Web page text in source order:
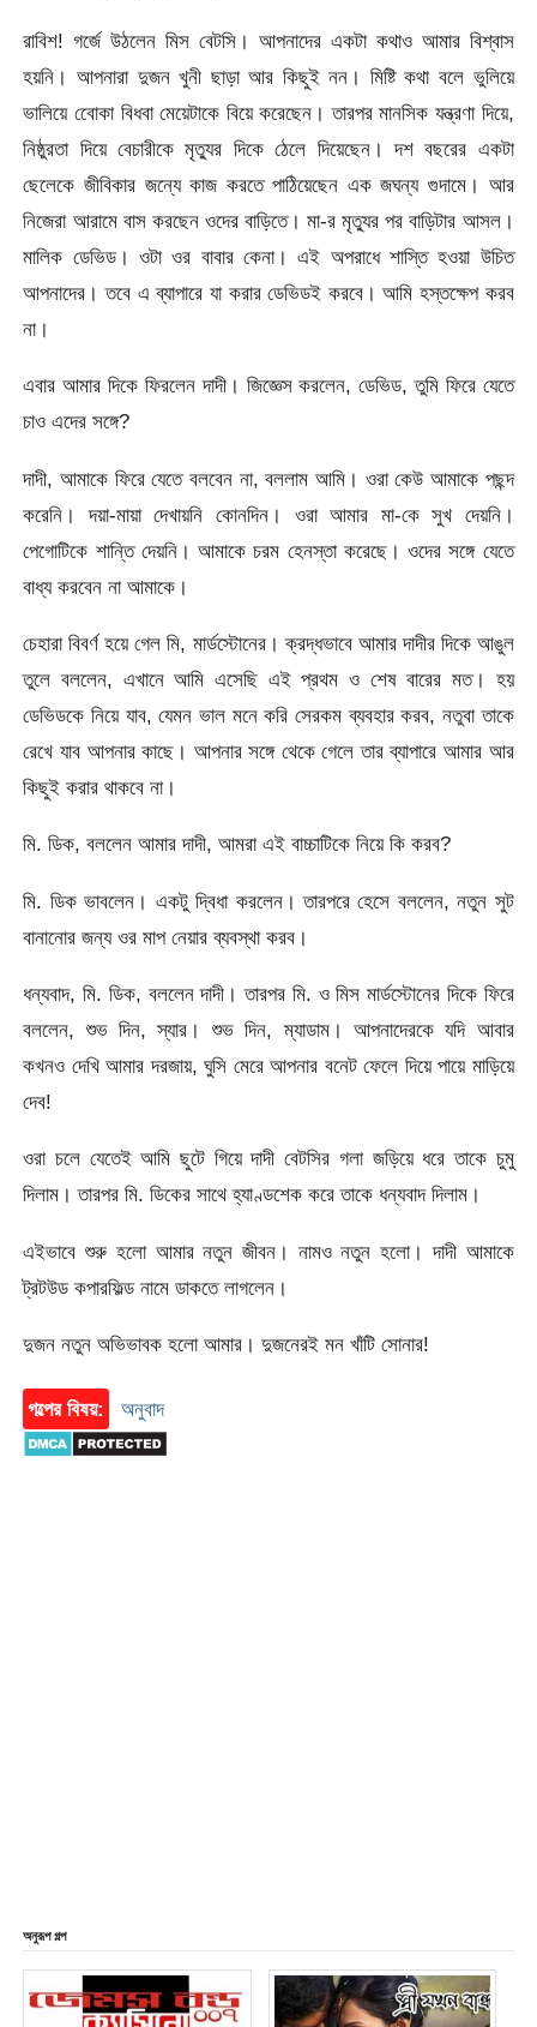
রাবিশ! গর্জে উঠলেন মিস বেটসি। আপনাদের একটা কথাও আমার বিশ্বাস
হয়নি। আপনারা দুজন খুনী ছাড়া আর কিছুই নন। মিষ্টি কথা বলে ভুলিয়ে
ভালিয়ে বোেকা বিধবা মেয়েটাকে বিয়ে করেছেন। তারপর মানসিক যন্ত্রণা দিয়ে,
নিষ্ঠুরতা দিয়ে বেচারীকে মৃত্যুর দিকে ঠেলে দিয়েছেন। দশ বছরের একটা
ছেলেকে জীবিকার জন্যে কাজ করতে পাঠিয়েছেন এক জঘন্য গুদামে। আর
নিজেরা আরামে বাস করছেন ওদের বাড়িতে। মা-র মৃত্যুর পর বাড়িটার আসল।
মালিক ডেভিড। ওটা ওর বাবার কেনা। এই অপরাধে শাস্তি হওয়া উচিত
আপনাদের। তবে এ ব্যাপারে যা করার ডেভিডই করবে। আমি হস্তক্ষেপ করব
না।
এবার আমার দিকে ফিরলেন দাদী। জিজ্ঞেস করলেন, ডেভিড, তুমি ফিরে যেতে
চাও এদের সঙ্গে?
দাদী, আমাকে ফিরে যেতে বলবেন না, বললাম আমি। ওরা কেউ আমাকে পছন্দ
করেনি। দয়া-মায়া দেখায়নি কোনদিন। ওরা আমার মা-কে সুখ দেয়নি।
পেগোটিকে শান্তি দেয়নি। আমাকে চরম হেনস্তা করেছে। ওদের সঙ্গে যেতে
বাধ্য করবেন না আমাকে।
চেহারা বিবর্ণ হয়ে গেল মি, মার্ডস্টোনের। ক্রদ্ধভাবে আমার দাদীর দিকে আঙুল
তুলে বললেন, এখানে আমি এসেছি এই প্রথম ও শেষ বারের মত। হয়
ডেভিডকে নিয়ে যাব, যেমন ভাল মনে করি সেরকম ব্যবহার করব, নতুবা তাকে
রেখে যাব আপনার কাছে। আপনার সঙ্গে থেকে গেলে তার ব্যাপারে আমার আর
কিছুই করার থাকবে না।
মি. ডিক, বললেন আমার দাদী, আমরা এই বাচ্চাটিকে নিয়ে কি করব?
মি. ডিক ভাবলেন। একটু দ্বিধা করলেন। তারপরে হেসে বললেন, নতুন সুট
বানানোর জন্য ওর মাপ নেয়ার ব্যবস্থা করব।
ধন্যবাদ, মি. ডিক, বললেন দাদী। তারপর মি. ও মিস মার্ডস্টোনের দিকে ফিরে
বললেন, শুভ দিন, স্যার। শুভ দিন, ম্যাডাম। আপনাদেরকে যদি আবার
কখনও দেখি আমার দরজায়, ঘুসি মেরে আপনার বনেট ফেলে দিয়ে পায়ে মাড়িয়ে
দেব!
ওরা চলে যেতেই আমি ছুটে গিয়ে দাদী বেটসির গলা জড়িয়ে ধরে তাকে চুমু
দিলাম। তারপর মি. ডিকের সাথে হ্যাণ্ডশেক করে তাকে ধন্যবাদ দিলাম।
এইভাবে শুরু হলো আমার নতুন জীবন। নামও নতুন হলো। দাদী আমাকে
ট্রটউড কপারফিল্ড নামে ডাকতে লাগলেন।
দুজন নতুন অভিভাবক হলো আমার। দুজনেরই মন খাঁটি সোনার!
গল্পের বিষয়: অনুবাদ
অনুরূপ গল্প